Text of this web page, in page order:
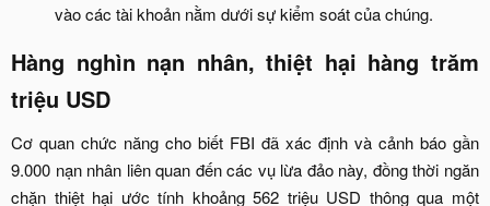
vào các tài khoản nằm dưới sự kiểm soát của chúng.​
Hàng nghìn nạn nhân, thiệt hại hàng trăm
triệu USD​
Cơ quan chức năng cho biết FBI đã xác định và cảnh báo gần
9.000 nạn nhân liên quan đến các vụ lừa đảo này, đồng thời ngăn
chặn thiệt hại ước tính khoảng 562 triệu USD thông qua một